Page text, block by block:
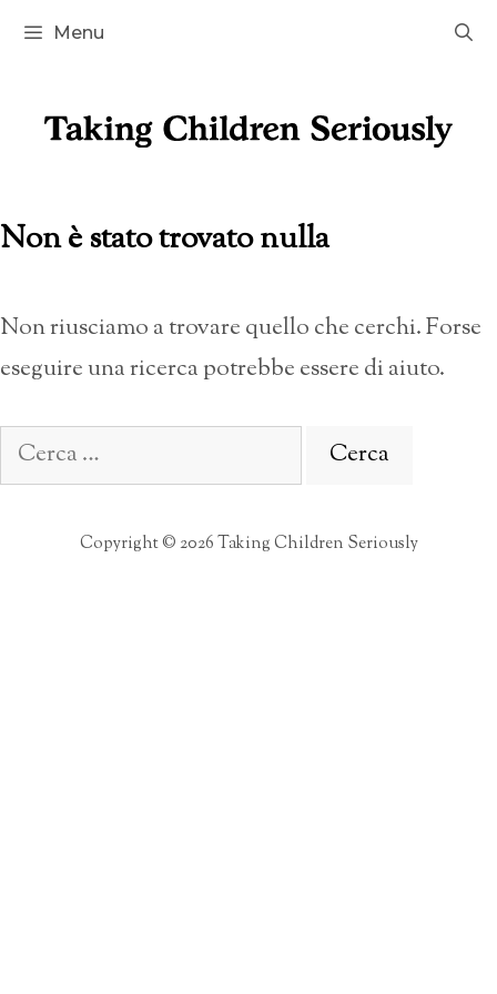
Vai
Menu
Non è stato trovato nulla
Non riusciamo a trovare quello che cerchi. Forse
eseguire una ricerca potrebbe essere di aiuto.
Ricerca
per:
Copyright © 2026 Taking Children Seriously